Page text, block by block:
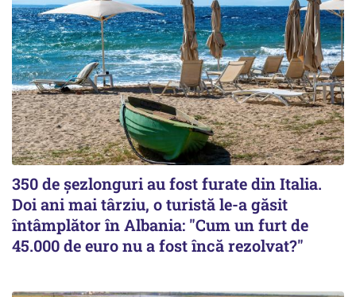
350 de șezlonguri au fost furate din Italia.
Doi ani mai târziu, o turistă le-a găsit
întâmplător în Albania: "Cum un furt de
45.000 de euro nu a fost încă rezolvat?"